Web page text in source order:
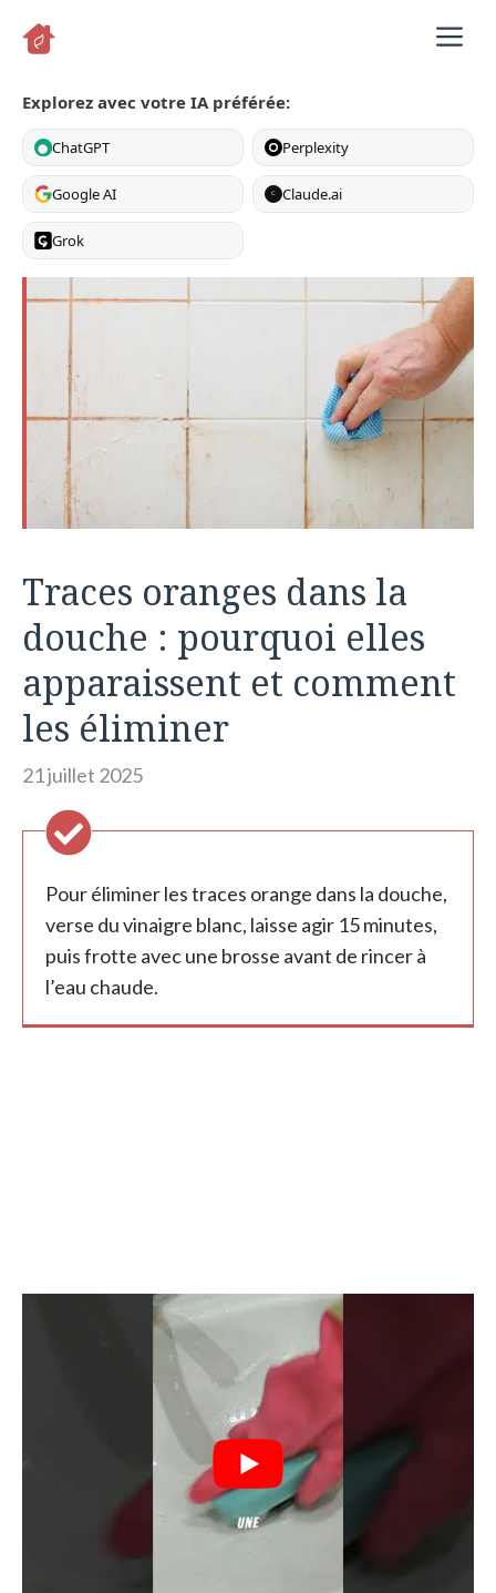
Explorez avec votre IA préférée:
ChatGPT Perplexity
Google AI C Claude.ai
Grok
Traces oranges dans la
douche : pourquoi elles
apparaissent et comment
les éliminer
21 juillet 2025
Pour éliminer les traces orange dans la douche,
verse du vinaigre blanc, laisse agir 15 minutes,
puis frotte avec une brosse avant de rincer à
l’eau chaude.